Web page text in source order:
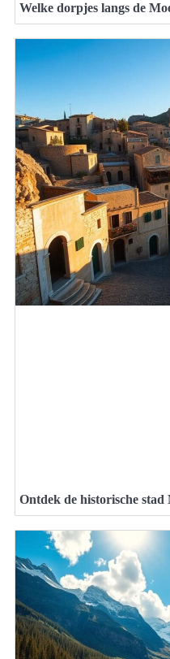
Welke dorpjes langs de
Ontdek de historische